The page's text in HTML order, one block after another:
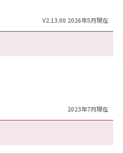
V2.13.00 2026年5月現在
2023年7月現在